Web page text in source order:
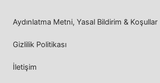
Aydınlatma Metni, Yasal Bildirim & Koşullar
Gizlilik Politikası
İletişim